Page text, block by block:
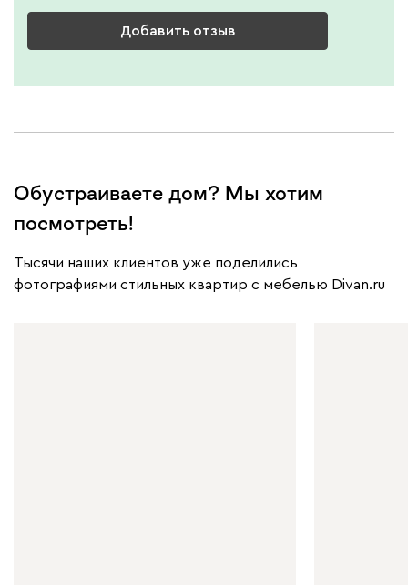
Добавить отзыв
Обустраиваете дом? Мы хотим
посмотреть!
Тысячи наших клиентов уже поделились
фотографиями стильных квартир с мебелью Divan.ru